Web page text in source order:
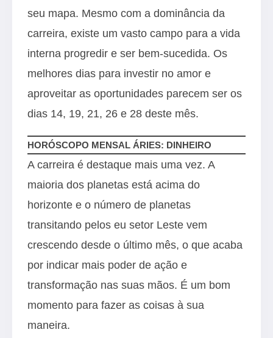
seu mapa. Mesmo com a dominância da
carreira, existe um vasto campo para a vida
interna progredir e ser bem-sucedida. Os
melhores dias para investir no amor e
aproveitar as oportunidades parecem ser os
dias 14, 19, 21, 26 e 28 deste mês.
HORÓSCOPO MENSAL ÁRIES: DINHEIRO
A carreira é destaque mais uma vez. A
maioria dos planetas está acima do
horizonte e o número de planetas
transitando pelos eu setor Leste vem
crescendo desde o último mês, o que acaba
por indicar mais poder de ação e
transformação nas suas mãos. É um bom
momento para fazer as coisas à sua
maneira.